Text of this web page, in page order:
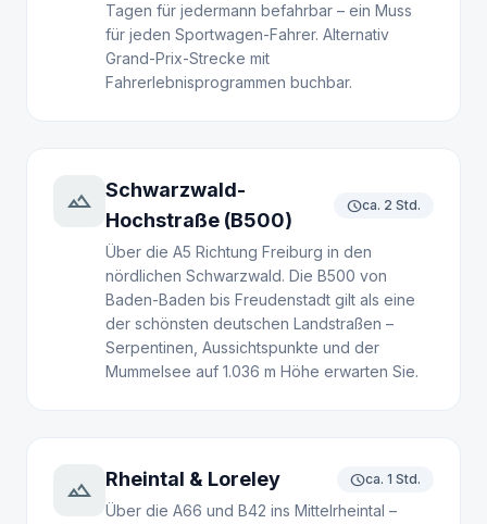
Tagen für jedermann befahrbar – ein Muss
für jeden Sportwagen-Fahrer. Alternativ
Grand-Prix-Strecke mit
Fahrerlebnisprogrammen buchbar.
landscape
Schwarzwald-
Hochstraße (B500)
scheduleca. 2 Std.
Über die A5 Richtung Freiburg in den
nördlichen Schwarzwald. Die B500 von
Baden-Baden bis Freudenstadt gilt als eine
der schönsten deutschen Landstraßen –
Serpentinen, Aussichtspunkte und der
Mummelsee auf 1.036 m Höhe erwarten Sie.
terrain Rheintal & Loreley scheduleca. 1 Std.
Über die A66 und B42 ins Mittelrheintal –